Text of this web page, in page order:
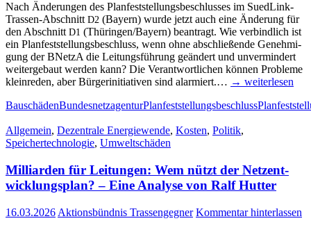
Nach Ände­run­gen des Plan­fest­stel­lungs­be­schlus­ses im Sued­­­Link-
Tras­­sen-AbschnittD2 (Bay­ern) wur­de jetzt auch eine Ände­rung für
den AbschnittD1 (Thüringen/Bayern) bean­tragt. Wie ver­bind­lich ist
ein Plan­fest­stel­lungs­be­schluss, wenn ohne abschlie­ßen­de Geneh­mi­
gung der BNetzA die Lei­tungs­füh­rung geän­dert und unver­min­dert
wei­ter­ge­baut wer­den kann? Die Ver­ant­wort­li­chen kön­nen Pro­ble­me
klein­re­den, aber Bür­ger­initia­ti­ven sind alar­miert.… → wei­ter­le­sen
BauschädenBundesnetzagenturPlanfeststellungsbeschluss
Allgemein, Dezentrale Energiewende, Kosten, Politik,
Speichertechnologie, Umweltschäden
Mil­li­ar­den für Lei­tun­gen: Wem nützt der Netz­ent­
wick­lungs­plan? – Eine Ana­ly­se von Ralf Hutter
16.03.2026 Aktionsbündnis Trassengegner Kommentar hinterlassen